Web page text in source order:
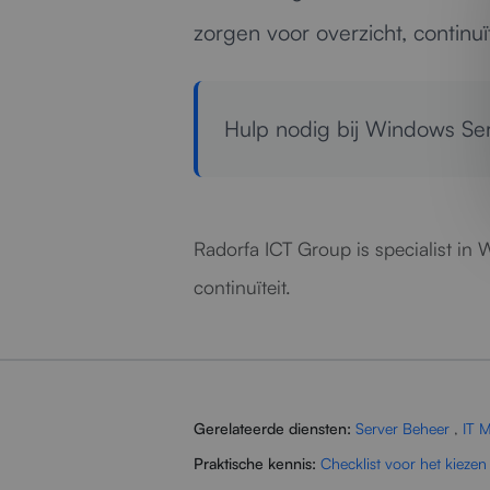
zorgen voor overzicht,
Hulp nodig bij Windows
Radorfa ICT Group is specialist in
continuïteit.
Gerelateerde diensten: Server Beheer , IT
Praktische kennis: Checklist voor het